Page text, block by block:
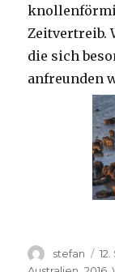
Zeitvertreib.
die sich
anfreunden
Autor
stefan